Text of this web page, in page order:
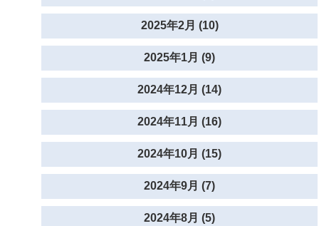
2025年2月 (10)
2025年1月 (9)
2024年12月 (14)
2024年11月 (16)
2024年10月 (15)
2024年9月 (7)
2024年8月 (5)